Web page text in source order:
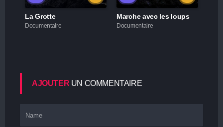
La Grotte
Documentaire
Marche avec les loups
Documentaire
AJOUTER UN COMMENTAIRE